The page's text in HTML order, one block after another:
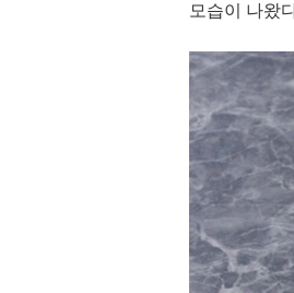
모습이 나왔